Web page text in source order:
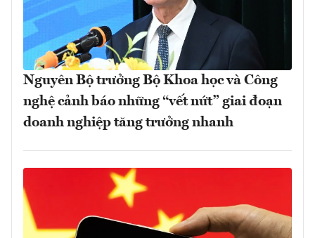
Nguyên Bộ trưởng Bộ Khoa học và Công
nghệ cảnh báo những “vết nứt” giai đoạn
doanh nghiệp tăng trưởng nhanh